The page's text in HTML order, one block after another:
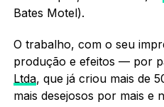
Bates Motel).
O trabalho, com o seu
produção e efeitos — por
Ltda, que já criou mais de
mais desejosos por mais e